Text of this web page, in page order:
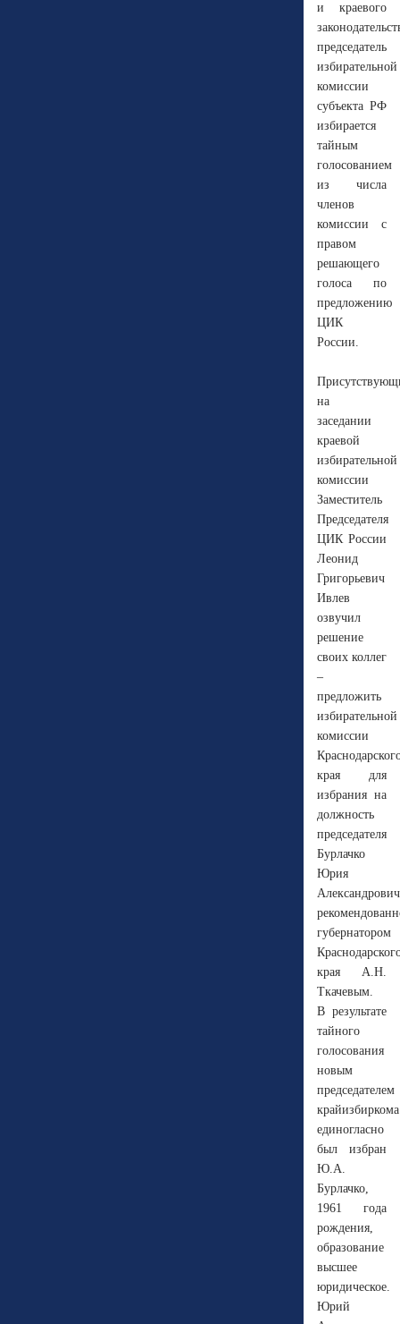
и краевого
председатель
избирательной
комиссии
субъекта РФ
избирается
тайным
голосованием
из числа
членов
комиссии с
правом
решающего
голоса по
предложению
ЦИК
России.
на
заседании
краевой
избирательной
комиссии
Заместитель
Председателя
ЦИК России
Леонид
Григорьевич
Ивлев
озвучил
решение
своих коллег
–
предложить
избирательной
комиссии
края для
избрания на
должность
председателя
Бурлачко
Юрия
губернатором
края А.Н.
Ткачевым.
В результате
тайного
голосования
новым
председателем
крайизбиркома
единогласно
был избран
Ю.А.
Бурлачко,
1961 года
рождения,
образование
высшее
юридическое.
Юрий